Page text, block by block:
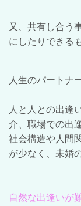
又、共有し合う
にしたりできる
人生のパートナ
人と人との出逢
介、職場での出
社会構造や人間
が少なく、未婚
自然な出逢いが